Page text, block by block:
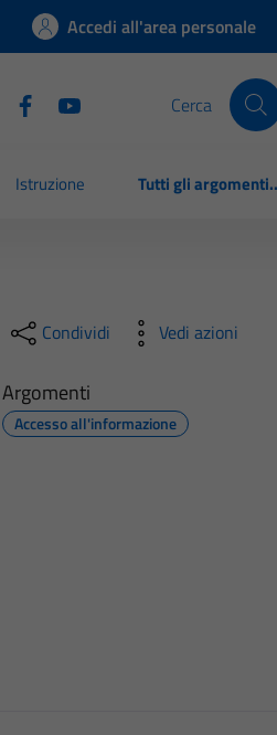
attiva: Accedi all'area personale
Cerca
Istruzione Tutti gli
Condividi Vedi azioni
Argomenti
Accesso all'informazione